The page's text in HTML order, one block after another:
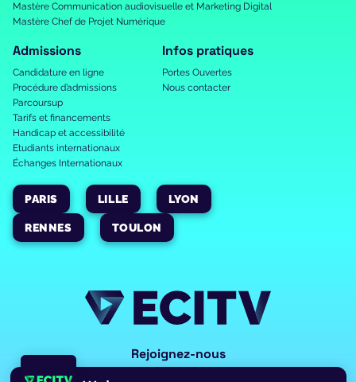
Mastère Communication audiovisuelle et Marketing Digital
Mastère Chef de Projet Numérique
Admissions
Candidature en ligne
Procédure d’admissions
Parcoursup
Tarifs et financements
Handicap et accessibilité
Etudiants internationaux
Échanges Internationaux
Infos pratiques
Portes Ouvertes
Nous contacter
PARIS LILLE LYON
RENNES TOULON
Rejoignez-nous